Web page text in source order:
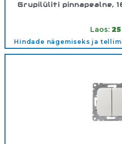
Grupilüliti pinnapealne,
Laos: 25
Hindade nägemiseks ja